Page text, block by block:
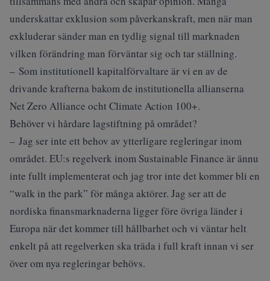
underskattar exklusion som påverkanskraft, men när man
exkluderar sänder man en tydlig signal till marknaden
vilken förändring man förväntar sig och tar ställning.
– Som institutionell kapitalförvaltare är vi en av de
drivande krafterna bakom de institutionella allianserna
Net Zero Alliance ocht Climate Action 100+.
Behöver vi hårdare lagstiftning på området?
– Jag ser inte ett behov av ytterligare regleringar inom
området. EU:s regelverk inom Sustainable Finance är ännu
inte fullt implementerat och jag tror inte det kommer bli en
“walk in the park” för många aktörer. Jag ser att de
nordiska finansmarknaderna ligger före övriga länder i
Europa när det kommer till hållbarhet och vi väntar helt
enkelt på att regelverken ska träda i full kraft innan vi ser
över om nya regleringar behövs.